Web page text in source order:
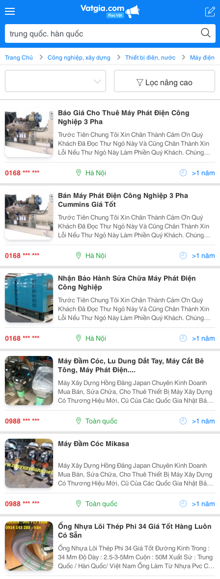
Trang Chủ Công nghiệp, xây dựng Thiết bị điện, nước Máy điện
Lọc nâng cao
Báo Giá Cho Thuê Máy Phát Điện Công
Nghiệp 3 Pha
Trước Tiên Chung Tôi Xin Chân Thành Cảm Ơn Quý
Khách Đã Đọc Thư Ngỏ Này Và Cũng Chân Thành Xin
Lỗi Nếu Thư Ngỏ Này Làm Phiền Quý Khách. Chúng
Tôi, Công Ty Cổ Phần Cơ Điện Mai Tiến Phát Chuyên
Nhập Khẩu Máy Móc Thiết Bị Từ Trung Quốc, Hàn
Quốc, Nhậ
0168 *** *** Hà Nội >1 năm
Bán Máy Phát Điện Công Nghiệp 3 Pha
Cummins Giá Tốt
Trước Tiên Chung Tôi Xin Chân Thành Cảm Ơn Quý
Khách Đã Đọc Thư Ngỏ Này Và Cũng Chân Thành Xin
Lỗi Nếu Thư Ngỏ Này Làm Phiền Quý Khách. Chúng
Tôi, Công Ty Cổ Phần Cơ Điện Mai Tiến Phát Chuyên
Nhập Khẩu Máy Móc Thiết Bị Từ Trung Quốc, Hàn
Quốc, Nhậ
0168 *** *** Hà Nội >1 năm
Nhận Bảo Hành Sửa Chữa Máy Phát Điện
Công Nghiệp
Trước Tiên Chung Tôi Xin Chân Thành Cảm Ơn Quý
Khách Đã Đọc Thư Ngỏ Này Và Cũng Chân Thành Xin
Lỗi Nếu Thư Ngỏ Này Làm Phiền Quý Khách. Chúng
Tôi, Công Ty Cổ Phần Cơ Điện Mai Tiến Phát Chuyên
Nhập Khẩu Máy Móc Thiết Bị Từ Trung Quốc, Hàn
Quốc, Nhậ
0168 *** *** Hà Nội >1 năm
Máy Đầm Cóc, Lu Dung Dắt Tay, Máy Cắt Bê
Tông, Máy Phát Điện....
Máy Xây Dựng Hồng Đăng Japan Chuyên Kinh Doanh
Mua Bán, Sửa Chữa, Cho Thuê Thiết Bị Máy Xây Dựng
Có Thương Hiệu Mới, Cũ Của Các Quốc Gia Nhật Bản,
Trung Quốc, Hàn Quốc... - Với Đội Ngũ Nhân Viên
Nhiều Năm Kinh Nghiệm Trong Nghành Máy Xây Dựng
0988 *** *** Toàn quốc >1 năm
Máy Đầm Cóc Mikasa
Máy Xây Dựng Hồng Đăng Japan Chuyên Kinh Doanh
Mua Bán, Sửa Chữa, Cho Thuê Thiết Bị Máy Xây Dựng
Có Thương Hiệu Mới, Cũ Của Các Quốc Gia Nhật Bản,
Trung Quốc, Hàn Quốc... - Với Đội Ngũ Nhân Viên
Nhiều Năm Kinh Nghiệm Trong Nghành Máy Xây Dựng
0988 *** *** Toàn quốc >1 năm
Ống Nhựa Lõi Thép Phi 34 Giá Tốt Hàng Luôn
Có Sẵn
Ống Nhựa Lõi Thép Phi 34 Giá Tốt Đường Kính Trong :
34 Mm Độ Dày : 2.5-3-5Mm Cuộn : 50M Xuất Sứ : Trung
Quốc / Hàn Quốc/ Việt Nam Ống Làm Từ Nhựa Pvc Cao
Cấp, Có Độ Dẻo Cao Chịu Được Nhiệt Độ, Áp Lực ,